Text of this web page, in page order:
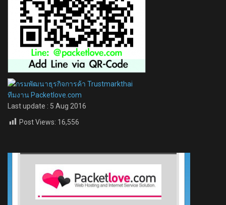
ทีมงาน Packetlove.com
Last update : 5 Aug 2016
Post Views: 16,556